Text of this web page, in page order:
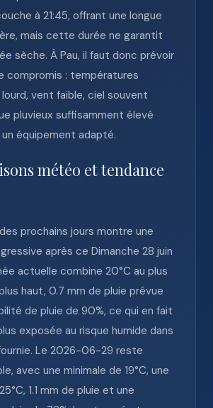
à 21:45, offrant une longue
mais cette durée ne garantit
sèche. À Pau, il faut donc prévoir
compromis : températures
vent faible, ciel souvent
pluvieux suffisamment élevé
équipement adapté.
météo et tendance
prochains jours montre une
après ce Dimanche 28 juin
actuelle combine 20°C au plus
haut, 0.7 mm de pluie prévue
de pluie de 90%, ce qui en fait
exposée au risque humide dans
Le 2026-06-29 reste
avec une minimale de 19°C, une
1.1 mm de pluie et une